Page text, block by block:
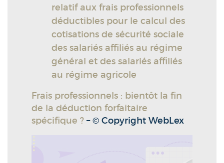
relatif aux frais professionnels
déductibles pour le calcul des
cotisations de sécurité sociale
des salariés affiliés au régime
général et des salariés affiliés
au régime agricole
Frais professionnels : bientôt la fin
de la déduction forfaitaire
spécifique ? – © Copyright WebLex